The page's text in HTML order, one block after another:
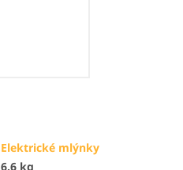
Elektrické mlýnky
6.6 kg